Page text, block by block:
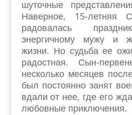
шуточные
Наверное, 15-летняя
радовалась
энергичному мужу и
жизни. Но судьба ее
радостная. Сын-
несколько месяцев
был постоянно занят
вдали от нее, где его
любовные приключения.